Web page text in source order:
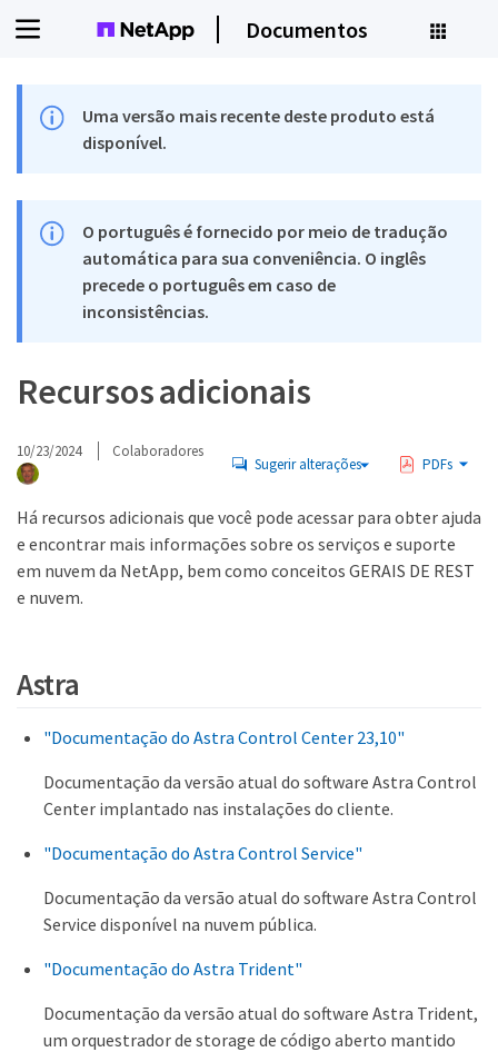
Documentos
Uma versão mais recente deste produto está
disponível.
O português é fornecido por meio de tradução
automática para sua conveniência. O inglês
precede o português em caso de
inconsistências.
Recursos adicionais
10/23/2024 Colaboradores
Sugerir alterações PDFs
Há recursos adicionais que você pode acessar para obter ajuda
e encontrar mais informações sobre os serviços e suporte
em nuvem da NetApp, bem como conceitos GERAIS DE REST
e nuvem.
Astra
"Documentação do Astra Control Center 23,10"
Documentação da versão atual do software Astra Control
Center implantado nas instalações do cliente.
"Documentação do Astra Control Service"
Documentação da versão atual do software Astra Control
Service disponível na nuvem pública.
"Documentação do Astra Trident"
Documentação da versão atual do software Astra Trident,
um orquestrador de storage de código aberto mantido